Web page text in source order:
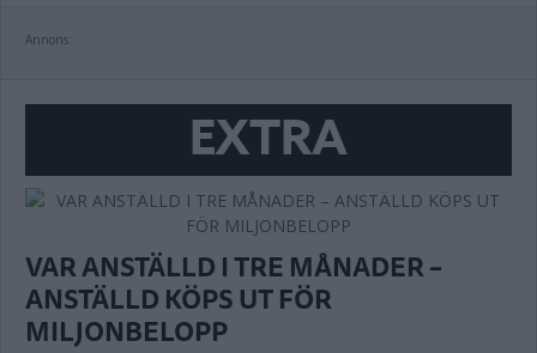
Annons:
EXTRA
VAR ANSTÄLLD I TRE MÅNADER –
ANSTÄLLD KÖPS UT FÖR
MILJONBELOPP